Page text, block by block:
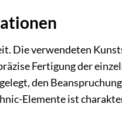
Die verwendeten
Fertigung der
den
Elemente ist